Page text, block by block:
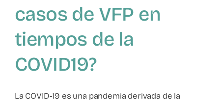
Mapa de recursos
Observatorio VFP
casos de VFP en
tiempos de la
COVID19?
La COVID-19 es una pandemia derivada de la